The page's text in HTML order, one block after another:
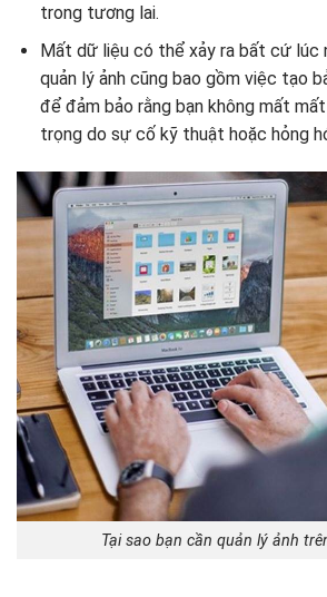
trong tương lai.
Mất dữ liệu có thể xảy ra bất cứ lúc
quản lý ảnh cũng bao gồm việc tạo
để đảm bảo rằng bạn không mất
trọng do sự cố kỹ thuật hoặc hỏng
Tại sao bạn cần quản lý ảnh